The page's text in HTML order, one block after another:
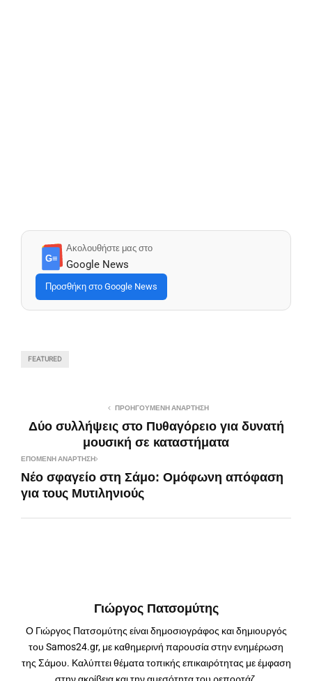
G≡
Ακολουθήστε μας στο
Google News
Προσθήκη στο Google News
FEATURED
ΠΡΟΗΓΟΎΜΕΝΗ ΑΝΆΡΤΗΣΗ
Δύο συλλήψεις στο Πυθαγόρειο για δυνατή
μουσική σε καταστήματα
ΕΠΌΜΕΝΗ ΑΝΆΡΤΗΣΗ
Νέο σφαγείο στη Σάμο: Ομόφωνη απόφαση
για τους Μυτιληνιούς
Γιώργος Πατσομύτης
Ο Γιώργος Πατσομύτης είναι δημοσιογράφος και δημιουργός
του Samos24.gr, με καθημερινή παρουσία στην ενημέρωση
της Σάμου. Καλύπτει θέματα τοπικής επικαιρότητας με έμφαση